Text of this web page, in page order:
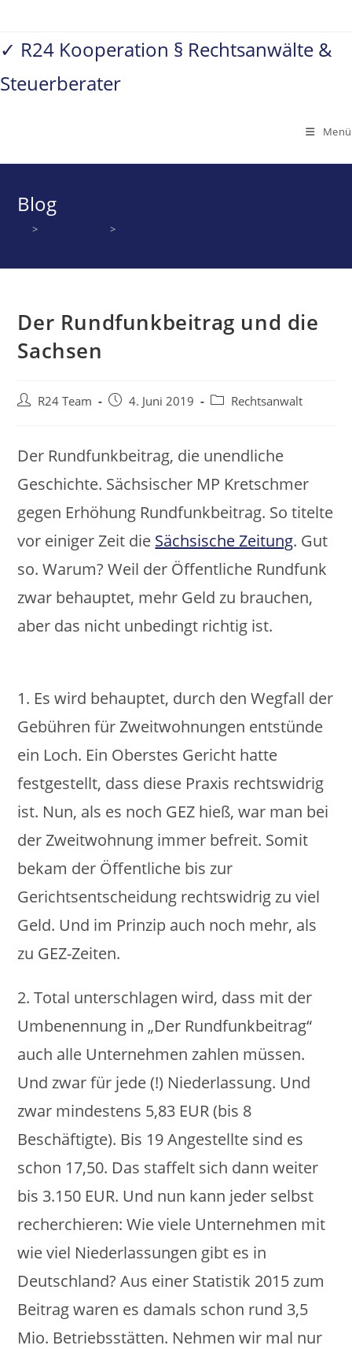
springen
✓ R24 Kooperation § Rechtsanwälte &
Steuerberater
Menü
Blog
> >
Der Rundfunkbeitrag und die
Sachsen
Beitrags-
R24 Team
Beitrag4. Juni 2019
Beitrags-
Rechtsanwalt
Der Rundfunkbeitrag, die unendliche
Geschichte. Sächsischer MP Kretschmer
gegen Erhöhung Rundfunkbeitrag. So titelte
vor einiger Zeit die Sächsische Zeitung. Gut
so. Warum? Weil der Öffentliche Rundfunk
zwar behauptet, mehr Geld zu brauchen,
aber das nicht unbedingt richtig ist.
1. Es wird behauptet, durch den Wegfall der
Gebühren für Zweitwohnungen entstünde
ein Loch. Ein Oberstes Gericht hatte
festgestellt, dass diese Praxis rechtswidrig
ist. Nun, als es noch GEZ hieß, war man bei
der Zweitwohnung immer befreit. Somit
bekam der Öffentliche bis zur
Gerichtsentscheidung rechtswidrig zu viel
Geld. Und im Prinzip auch noch mehr, als
zu GEZ-Zeiten.
2. Total unterschlagen wird, dass mit der
Umbenennung in „Der Rundfunkbeitrag“
auch alle Unternehmen zahlen müssen.
Und zwar für jede (!) Niederlassung. Und
zwar mindestens 5,83 EUR (bis 8
Beschäftigte). Bis 19 Angestellte sind es
schon 17,50. Das staffelt sich dann weiter
bis 3.150 EUR. Und nun kann jeder selbst
recherchieren: Wie viele Unternehmen mit
wie viel Niederlassungen gibt es in
Deutschland? Aus einer Statistik 2015 zum
Beitrag waren es damals schon rund 3,5
Mio. Betriebsstätten. Nehmen wir mal nur